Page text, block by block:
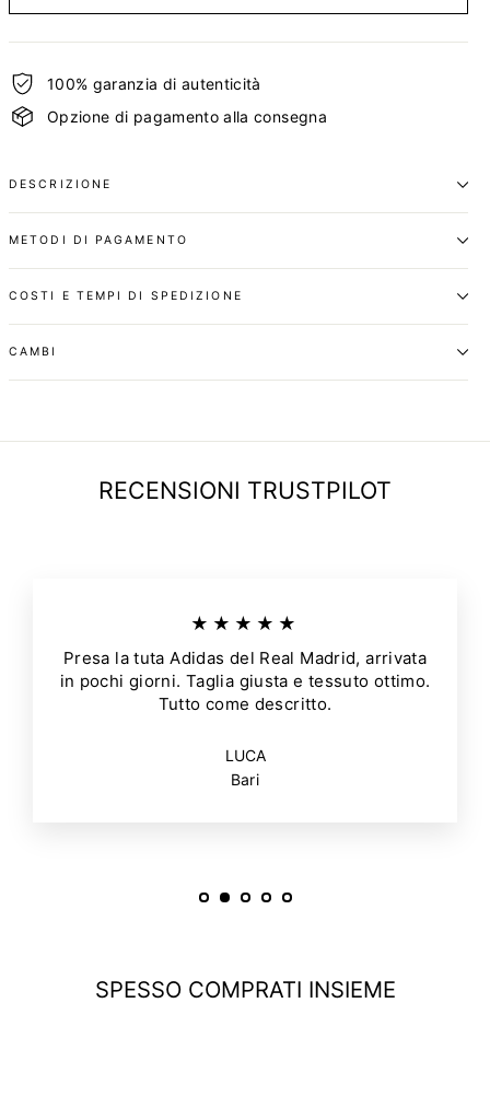
100% garanzia di autenticità
Opzione di pagamento alla consegna
DESCRIZIONE
METODI DI PAGAMENTO
COSTI E TEMPI DI SPEDIZIONE
CAMBI
RECENSIONI TRUSTPILOT
★★★★★
Presa la tuta Adidas del Real Madrid, arrivata
in pochi giorni. Taglia giusta e tessuto ottimo.
Tutto come descritto.
LUCA
Bari
SPESSO COMPRATI INSIEME